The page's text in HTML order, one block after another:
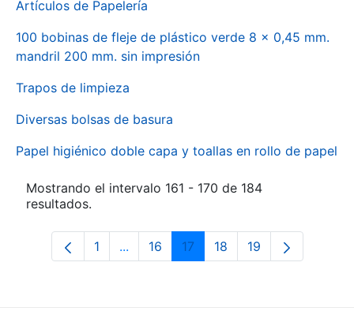
Artículos de Papelería
100 bobinas de fleje de plástico verde 8 x 0,45 mm.
mandril 200 mm. sin impresión
Trapos de limpieza
Diversas bolsas de basura
Papel higiénico doble capa y toallas en rollo de papel
Mostrando el intervalo 161 - 170 de 184
resultados.
Página
1 ...Páginas intermedias Use TAB para
Página
16 Página
17 Página
18 Página
19